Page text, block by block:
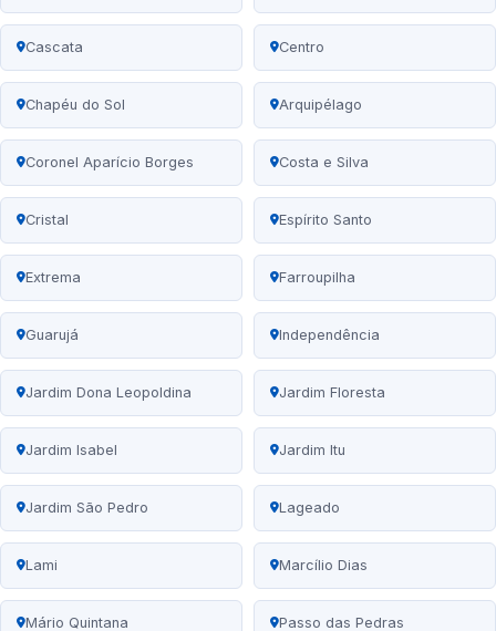
Cascata Centro
Chapéu do Sol Arquipélago
Coronel Aparício Borges Costa e Silva
Cristal Espírito Santo
Extrema Farroupilha
Guarujá Independência
Jardim Dona Leopoldina Jardim Floresta
Jardim Isabel Jardim Itu
Jardim São Pedro Lageado
Lami Marcílio Dias
Mário Quintana Passo das Pedras